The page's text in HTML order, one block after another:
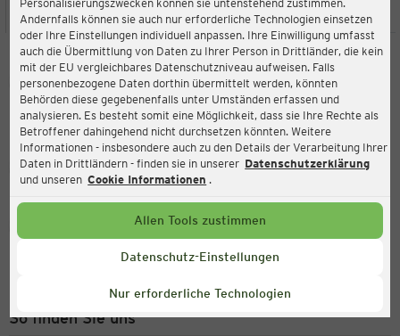
Personalisierungszwecken können sie untenstehend zustimmen.
Andernfalls können sie auch nur erforderliche Technologien einsetzen
oder Ihre Einstellungen individuell anpassen. Ihre Einwilligung umfasst
auch die Übermittlung von Daten zu Ihrer Person in Drittländer, die kein
mit der EU vergleichbares Datenschutzniveau aufweisen. Falls
personenbezogene Daten dorthin übermittelt werden, könnten
Behörden diese gegebenenfalls unter Umständen erfassen und
analysieren. Es besteht somit eine Möglichkeit, dass sie Ihre Rechte als
Betroffener dahingehend nicht durchsetzen könnten. Weitere
Informationen - insbesondere auch zu den Details der Verarbeitung Ihrer
Daten in Drittländern - finden sie in unserer Datenschutzerklärung
und unseren Cookie Informationen .
Allen Tools zustimmen
Datenschutz-Einstellungen
Nur erforderliche Technologien
STANDORT SERVICES SORTIMENT AKTIONEN
Ernsting's family
Neumarktstraße 43, 31683 Obernkirchen
Aktuell:
Geschlossen
Service Hotline
+43 (0) 1 2675 502
So finden Sie uns